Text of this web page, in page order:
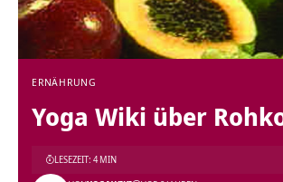
ERNÄHRUNG
Yoga Wiki über
LESEZEIT: 4 MIN